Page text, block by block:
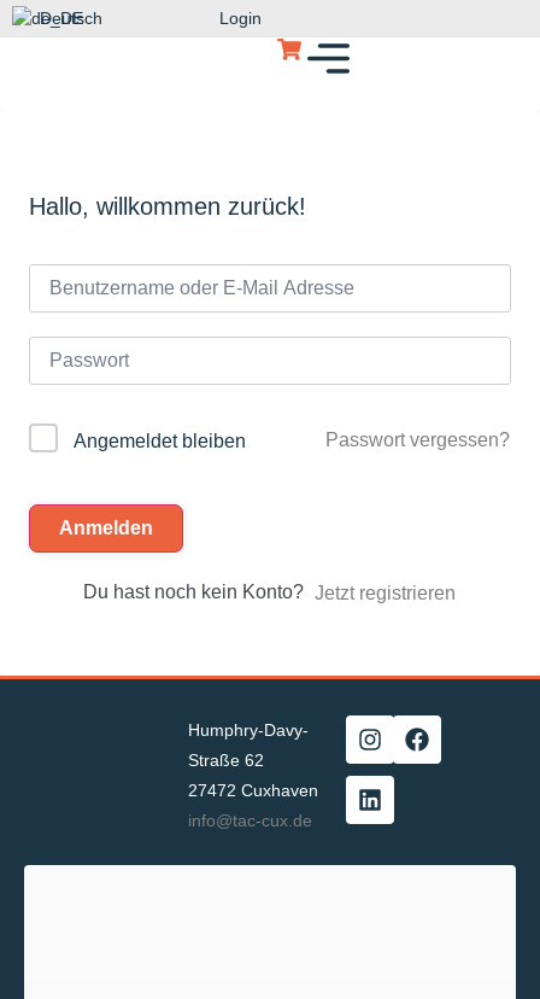
Deutsch Login
Hallo, willkommen zurück!
Angemeldet bleiben Passwort vergessen?
Anmelden
Du hast noch kein Konto? Jetzt registrieren
Humphry-Davy-
Straße 62
27472 Cuxhaven
info@tac-cux.de